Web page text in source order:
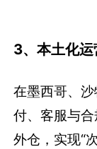
3、本土化
在墨西哥、
付、客服与
外仓，实现“